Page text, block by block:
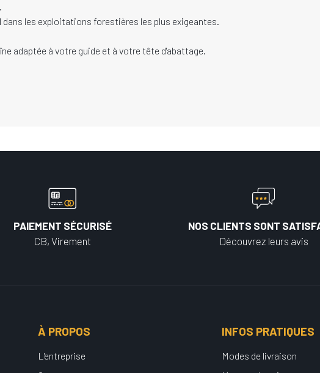
les exploitations forestières les plus exigeantes.
adaptée à votre guide et à votre tête d'abattage.
PAIEMENT SÉCURISÉ
CB, Virement
NOS CLIENTS SONT
Découvrez leurs avis
À PROPOS
L'entreprise
INFOS PRATIQUES
Modes de livraison